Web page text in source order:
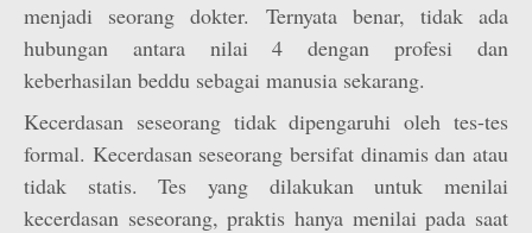
menjadi seorang dokter. Ternyata benar, tidak ada
hubungan antara nilai 4 dengan profesi dan
keberhasilan beddu sebagai manusia sekarang.
Kecerdasan seseorang tidak dipengaruhi oleh tes-tes
formal. Kecerdasan seseorang bersifat dinamis dan atau
tidak statis. Tes yang dilakukan untuk menilai
kecerdasan seseorang, praktis hanya menilai pada saat